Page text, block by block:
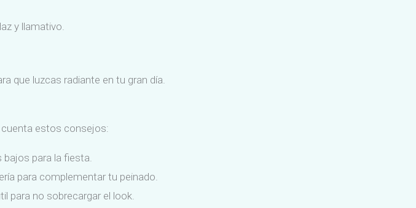
y llamativo.
que luzcas radiante en tu gran día.
estos consejos:
para la fiesta.
para complementar tu peinado.
para no sobrecargar el look.